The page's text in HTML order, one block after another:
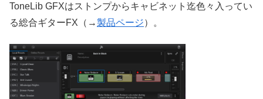
ToneLib GFXはストンプからキャビネット迄色々入ってい
る総合ギターFX（→製品ページ）。